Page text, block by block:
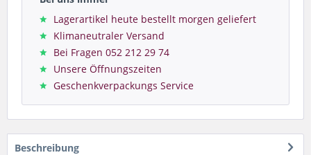
Lagerartikel heute bestellt morgen geliefert
Klimaneutraler Versand
Bei Fragen 052 212 29 74
Unsere Öffnungszeiten
Geschenkverpackungs Service
Beschreibung